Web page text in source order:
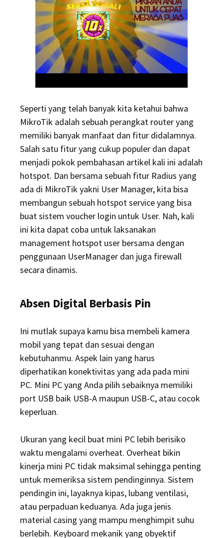
Seperti yang telah banyak kita ketahui bahwa
MikroTik adalah sebuah perangkat router yang
memiliki banyak manfaat dan fitur didalamnya.
Salah satu fitur yang cukup populer dan dapat
menjadi pokok pembahasan artikel kali ini adalah
hotspot. Dan bersama sebuah fitur Radius yang
ada di MikroTik yakni User Manager, kita bisa
membangun sebuah hotspot service yang bisa
buat sistem voucher login untuk User. Nah, kali
ini kita dapat coba untuk laksanakan
management hotspot user bersama dengan
penggunaan UserManager dan juga firewall
secara dinamis.
Absen Digital Berbasis Pin
Ini mutlak supaya kamu bisa membeli kamera
mobil yang tepat dan sesuai dengan
kebutuhanmu. Aspek lain yang harus
diperhatikan konektivitas yang ada pada mini
PC. Mini PC yang Anda pilih sebaiknya memiliki
port USB baik USB-A maupun USB-C, atau cocok
keperluan.
Ukuran yang kecil buat mini PC lebih berisiko
waktu mengalami overheat. Overheat bikin
kinerja mini PC tidak maksimal sehingga penting
untuk memeriksa sistem pendinginnya. Sistem
pendingin ini, layaknya kipas, lubang ventilasi,
atau perpaduan keduanya. Ada juga jenis
material casing yang mampu menghimpit suhu
berlebih. Keyboard mekanik yang obyektif